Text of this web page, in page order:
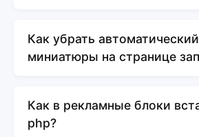
Как убрать
миниатюры на странице
Как в рекламные блоки
php?